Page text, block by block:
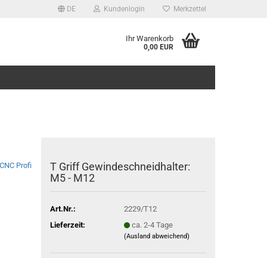
DE Kundenlogin Merkzettel
Ihr Warenkorb
0,00 EUR
CNC Profi
T Griff Gewindeschneidhalter:
M5 - M12
Art.Nr.:
2229/T12
Lieferzeit:
ca. 2-4 Tage
(Ausland abweichend)